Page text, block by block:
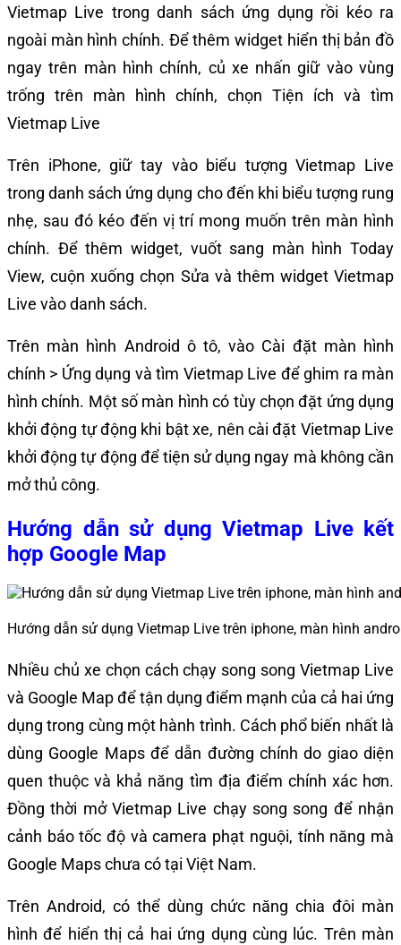
Vietmap Live trong danh sách ứng dụng rồi kéo ra
ngoài màn hình chính. Để thêm widget hiển thị bản đồ
ngay trên màn hình chính, củ xe nhấn giữ vào vùng
trống trên màn hình chính, chọn Tiện ích và tìm
Vietmap Live
Trên iPhone, giữ tay vào biểu tượng Vietmap Live
trong danh sách ứng dụng cho đến khi biểu tượng rung
nhẹ, sau đó kéo đến vị trí mong muốn trên màn hình
chính. Để thêm widget, vuốt sang màn hình Today
View, cuộn xuống chọn Sửa và thêm widget Vietmap
Live vào danh sách.
Trên màn hình Android ô tô, vào Cài đặt màn hình
chính > Ứng dụng và tìm Vietmap Live để ghim ra màn
hình chính. Một số màn hình có tùy chọn đặt ứng dụng
khởi động tự động khi bật xe, nên cài đặt Vietmap Live
khởi động tự động để tiện sử dụng ngay mà không cần
mở thủ công.
Hướng dẫn sử dụng Vietmap Live kết
hợp Google Map
Hướng dẫn sử dụng Vietmap Live trên iphone, màn hình
Nhiều chủ xe chọn cách chạy song song Vietmap Live
và Google Map để tận dụng điểm mạnh của cả hai ứng
dụng trong cùng một hành trình. Cách phổ biến nhất là
dùng Google Maps để dẫn đường chính do giao diện
quen thuộc và khả năng tìm địa điểm chính xác hơn.
Đồng thời mở Vietmap Live chạy song song để nhận
cảnh báo tốc độ và camera phạt nguội, tính năng mà
Google Maps chưa có tại Việt Nam.
Trên Android, có thể dùng chức năng chia đôi màn
hình để hiển thị cả hai ứng dụng cùng lúc. Trên màn